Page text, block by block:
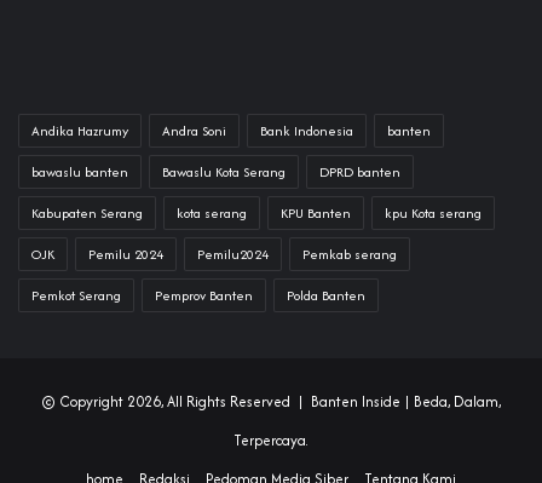
Andika Hazrumy Andra Soni Bank Indonesia banten
bawaslu banten Bawaslu Kota Serang DPRD banten
Kabupaten Serang kota serang KPU Banten kpu Kota serang
OJK Pemilu 2024 Pemilu2024 Pemkab serang
Pemkot Serang Pemprov Banten Polda Banten
© Copyright 2026, All Rights Reserved | Banten Inside | Beda, Dalam,
Terpercaya.
home
Redaksi Pedoman Media Siber Tentang Kami